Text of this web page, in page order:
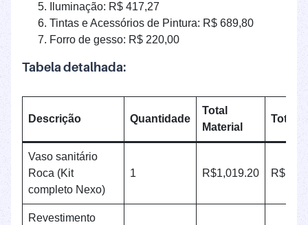
Iluminação: R$ 417,27
Tintas e Acessórios de Pintura: R$ 689,80
Forro de gesso: R$ 220,00
Tabela detalhada:
Descrição Quantidade
Total
Material
Total
Vaso sanitário
Roca (Kit
completo Nexo)
1 R$1,019.20
Revestimento